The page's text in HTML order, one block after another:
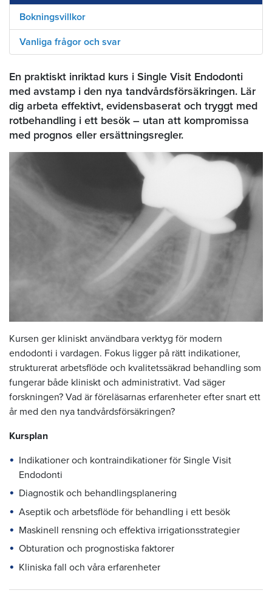
Bokningsvillkor
Vanliga frågor och svar
En praktiskt inriktad kurs i Single Visit Endodonti
med avstamp i den nya tandvårdsförsäkringen. Lär
dig arbeta effektivt, evidensbaserat och tryggt med
rotbehandling i ett besök – utan att kompromissa
med prognos eller ersättningsregler.
Kursen ger kliniskt användbara verktyg för modern
endodonti i vardagen. Fokus ligger på rätt indikationer,
strukturerat arbetsflöde och kvalitetssäkrad behandling som
fungerar både kliniskt och administrativt. Vad säger
forskningen? Vad är föreläsarnas erfarenheter efter snart ett
år med den nya tandvårdsförsäkringen?
Kursplan
Indikationer och kontraindikationer för Single Visit
Endodonti
Diagnostik och behandlingsplanering
Aseptik och arbetsflöde för behandling i ett besök
Maskinell rensning och effektiva irrigationsstrategier
Obturation och prognostiska faktorer
Kliniska fall och våra erfarenheter